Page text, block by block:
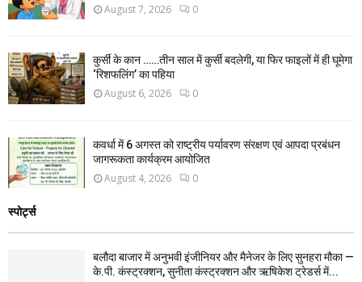
August 7, 2026 0
कुर्सी के कान ……तीन साल में कुर्सी बदलेगी, या फिर फाइलों में ही घूमेगा
‘रिशफलिंग’ का पहिया
August 6, 2026 0
कवर्धा में 6 अगस्त को राष्ट्रीय पर्यावरण संरक्षण एवं आपदा प्रबंधन
जागरूकता कार्यक्रम आयोजित
August 4, 2026 0
स्पोर्ट्स
बलौदा बाजार में अनुभवी इंजीनियर और मैनेजर के लिए सुनहरा मौका —
के.पी. कंस्ट्रक्शन, सुनीता कंस्ट्रक्शन और ऋषिकेश ट्रेडर्स में...